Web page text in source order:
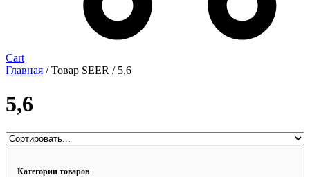
Cart
Главная / Товар SEER / 5,6
5,6
Категории товаров